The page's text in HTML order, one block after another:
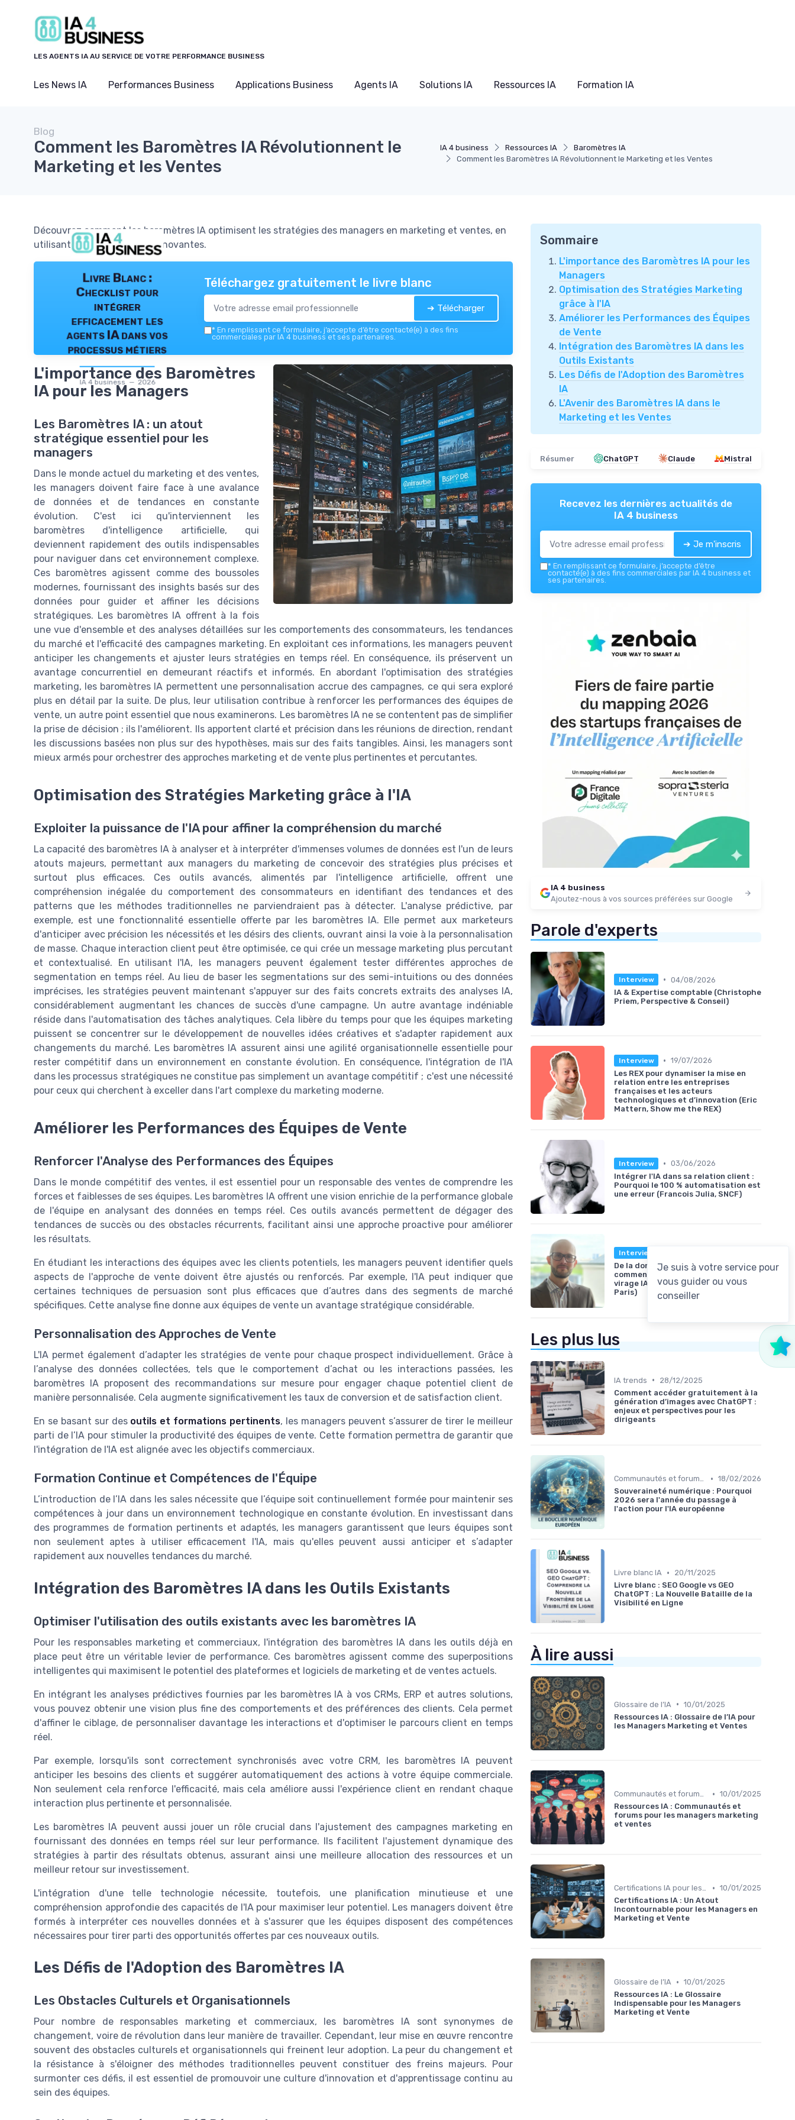
LES AGENTS IA AU SERVICE DE VOTRE PERFORMANCE BUSINESS
Les News IA Performances Business Applications Business Agents IA Solutions IA Ressources IA Formation IA
IA 4 business Ressources IA
Baromètres IA
Comment les Baromètres IA Révolutionnent le Marketing et les Ventes
Blog
Comment les Baromètres IA Révolutionnent le
Marketing et les Ventes
Découvrez comment les baromètres IA optimisent les stratégies des managers en marketing et ventes, en
utilisant des ressources IA innovantes.
Livre Blanc :
Checklist pour
intégrer
efficacement les
agents IA dans vos
processus métiers
IA 4 business — 2026
Téléchargez gratuitement le livre blanc
➔ Télécharger
* En remplissant ce formulaire, j’accepte d’être contacté(e) à des fins
commerciales par IA 4 business et ses partenaires.
L'importance des Baromètres
IA pour les Managers
Les Baromètres IA : un atout
stratégique essentiel pour les
managers
Dans le monde actuel du marketing et des ventes,
les managers doivent faire face à une avalance
de données et de tendances en constante
évolution. C'est ici qu'interviennent les
baromètres d'intelligence artificielle, qui
deviennent rapidement des outils indispensables
pour naviguer dans cet environnement complexe.
Ces baromètres agissent comme des boussoles
modernes, fournissant des insights basés sur des
données pour guider et affiner les décisions
stratégiques. Les baromètres IA offrent à la fois
une vue d'ensemble et des analyses détaillées sur les comportements des consommateurs, les tendances
du marché et l'efficacité des campagnes marketing. En exploitant ces informations, les managers peuvent
anticiper les changements et ajuster leurs stratégies en temps réel. En conséquence, ils préservent un
avantage concurrentiel en demeurant réactifs et informés. En abordant l'optimisation des stratégies
marketing, les baromètres IA permettent une personnalisation accrue des campagnes, ce qui sera exploré
plus en détail par la suite. De plus, leur utilisation contribue à renforcer les performances des équipes de
vente, un autre point essentiel que nous examinerons. Les baromètres IA ne se contentent pas de simplifier
la prise de décision ; ils l'améliorent. Ils apportent clarté et précision dans les réunions de direction, rendant
les discussions basées non plus sur des hypothèses, mais sur des faits tangibles. Ainsi, les managers sont
mieux armés pour orchestrer des approches marketing et de vente plus pertinentes et percutantes.
Optimisation des Stratégies Marketing grâce à l'IA
Exploiter la puissance de l'IA pour affiner la compréhension du marché
La capacité des baromètres IA à analyser et à interpréter d'immenses volumes de données est l'un de leurs
atouts majeurs, permettant aux managers du marketing de concevoir des stratégies plus précises et
surtout plus efficaces. Ces outils avancés, alimentés par l'intelligence artificielle, offrent une
compréhension inégalée du comportement des consommateurs en identifiant des tendances et des
patterns que les méthodes traditionnelles ne parviendraient pas à détecter. L'analyse prédictive, par
exemple, est une fonctionnalité essentielle offerte par les baromètres IA. Elle permet aux marketeurs
d'anticiper avec précision les nécessités et les désirs des clients, ouvrant ainsi la voie à la personnalisation
de masse. Chaque interaction client peut être optimisée, ce qui crée un message marketing plus percutant
et contextualisé. En utilisant l'IA, les managers peuvent également tester différentes approches de
segmentation en temps réel. Au lieu de baser les segmentations sur des semi-intuitions ou des données
imprécises, les stratégies peuvent maintenant s'appuyer sur des faits concrets extraits des analyses IA,
considérablement augmentant les chances de succès d'une campagne. Un autre avantage indéniable
réside dans l'automatisation des tâches analytiques. Cela libère du temps pour que les équipes marketing
puissent se concentrer sur le développement de nouvelles idées créatives et s'adapter rapidement aux
changements du marché. Les baromètres IA assurent ainsi une agilité organisationnelle essentielle pour
rester compétitif dans un environnement en constante évolution. En conséquence, l'intégration de l'IA
dans les processus stratégiques ne constitue pas simplement un avantage compétitif ; c'est une nécessité
pour ceux qui cherchent à exceller dans l'art complexe du marketing moderne.
Améliorer les Performances des Équipes de Vente
Renforcer l'Analyse des Performances des Équipes
Dans le monde compétitif des ventes, il est essentiel pour un responsable des ventes de comprendre les
forces et faiblesses de ses équipes. Les baromètres IA offrent une vision enrichie de la performance globale
de l'équipe en analysant des données en temps réel. Ces outils avancés permettent de dégager des
tendances de succès ou des obstacles récurrents, facilitant ainsi une approche proactive pour améliorer
les résultats.
En étudiant les interactions des équipes avec les clients potentiels, les managers peuvent identifier quels
aspects de l'approche de vente doivent être ajustés ou renforcés. Par exemple, l'IA peut indiquer que
certaines techniques de persuasion sont plus efficaces que d’autres dans des segments de marché
spécifiques. Cette analyse fine donne aux équipes de vente un avantage stratégique considérable.
Personnalisation des Approches de Vente
L'IA permet également d’adapter les stratégies de vente pour chaque prospect individuellement. Grâce à
l’analyse des données collectées, tels que le comportement d’achat ou les interactions passées, les
baromètres IA proposent des recommandations sur mesure pour engager chaque potentiel client de
manière personnalisée. Cela augmente significativement les taux de conversion et de satisfaction client.
En se basant sur des outils et formations pertinents, les managers peuvent s’assurer de tirer le meilleur
parti de l’IA pour stimuler la productivité des équipes de vente. Cette formation permettra de garantir que
l'intégration de l'IA est alignée avec les objectifs commerciaux.
Formation Continue et Compétences de l'Équipe
L’introduction de l’IA dans les sales nécessite que l’équipe soit continuellement formée pour maintenir ses
compétences à jour dans un environnement technologique en constante évolution. En investissant dans
des programmes de formation pertinents et adaptés, les managers garantissent que leurs équipes sont
non seulement aptes à utiliser efficacement l'IA, mais qu'elles peuvent aussi anticiper et s’adapter
rapidement aux nouvelles tendances du marché.
Intégration des Baromètres IA dans les Outils Existants
Optimiser l'utilisation des outils existants avec les baromètres IA
Pour les responsables marketing et commerciaux, l'intégration des baromètres IA dans les outils déjà en
place peut être un véritable levier de performance. Ces baromètres agissent comme des superpositions
intelligentes qui maximisent le potentiel des plateformes et logiciels de marketing et de ventes actuels.
En intégrant les analyses prédictives fournies par les baromètres IA à vos CRMs, ERP et autres solutions,
vous pouvez obtenir une vision plus fine des comportements et des préférences des clients. Cela permet
d'affiner le ciblage, de personnaliser davantage les interactions et d'optimiser le parcours client en temps
réel.
Par exemple, lorsqu'ils sont correctement synchronisés avec votre CRM, les baromètres IA peuvent
anticiper les besoins des clients et suggérer automatiquement des actions à votre équipe commerciale.
Non seulement cela renforce l'efficacité, mais cela améliore aussi l'expérience client en rendant chaque
interaction plus pertinente et personnalisée.
Les baromètres IA peuvent aussi jouer un rôle crucial dans l'ajustement des campagnes marketing en
fournissant des données en temps réel sur leur performance. Ils facilitent l'ajustement dynamique des
stratégies à partir des résultats obtenus, assurant ainsi une meilleure allocation des ressources et un
meilleur retour sur investissement.
L'intégration d'une telle technologie nécessite, toutefois, une planification minutieuse et une
compréhension approfondie des capacités de l'IA pour maximiser leur potentiel. Les managers doivent être
formés à interpréter ces nouvelles données et à s'assurer que les équipes disposent des compétences
nécessaires pour tirer parti des opportunités offertes par ces nouveaux outils.
Les Défis de l'Adoption des Baromètres IA
Les Obstacles Culturels et Organisationnels
Pour nombre de responsables marketing et commerciaux, les baromètres IA sont synonymes de
changement, voire de révolution dans leur manière de travailler. Cependant, leur mise en œuvre rencontre
souvent des obstacles culturels et organisationnels qui freinent leur adoption. La peur du changement et
la résistance à s'éloigner des méthodes traditionnelles peuvent constituer des freins majeurs. Pour
surmonter ces défis, il est essentiel de promouvoir une culture d'innovation et d'apprentissage continu au
sein des équipes.
Sommaire
L'importance des Baromètres IA pour les
Managers
Optimisation des Stratégies Marketing
grâce à l'IA
Améliorer les Performances des Équipes
de Vente
Intégration des Baromètres IA dans les
Outils Existants
Les Défis de l'Adoption des Baromètres
IA
L'Avenir des Baromètres IA dans le
Marketing et les Ventes
Résumer ChatGPT Claude Mistral
Recevez les dernières actualités de
IA 4 business
➔ Je m'inscris
* En remplissant ce formulaire, j’accepte d’être
contacté(e) à des fins commerciales par IA 4 business et
ses partenaires.
IA 4 business
Ajoutez-nous à vos sources préférées sur Google
Parole d'experts
Interview • 04/08/2026
IA & Expertise comptable (Christophe
Priem, Perspective & Conseil)
Interview • 19/07/2026
Les REX pour dynamiser la mise en
relation entre les entreprises
françaises et les acteurs
technologiques et d’innovation (Eric
Mattern, Show me the REX)
Interview • 03/06/2026
Intégrer l'IA dans sa relation client :
Pourquoi le 100 % automatisation est
une erreur (Francois Julia, SNCF)
Interview
De la donnée aux opérations :
comment Eau de Paris prépare son
virage IA (Aurélien Martin, Eau de
Paris)
Les plus lus
IA trends •
28/12/2025
Comment accéder gratuitement à la
génération d’images avec ChatGPT :
enjeux et perspectives pour les
dirigeants
Communautés et forums IA • 18/02/2026
Souveraineté numérique : Pourquoi
2026 sera l'année du passage à
l'action pour l'IA européenne
Livre blanc IA •
20/11/2025
Livre blanc : SEO Google vs GEO
ChatGPT : La Nouvelle Bataille de la
Visibilité en Ligne
À lire aussi
Glossaire de l’IA • 10/01/2025
Ressources IA : Glossaire de l’IA pour
les Managers Marketing et Ventes
Communautés et forums IA • 10/01/2025
Ressources IA : Communautés et
forums pour les managers marketing
et ventes
Certifications IA pour les professionnels • 10/01/2025
Certifications IA : Un Atout
Incontournable pour les Managers en
Marketing et Vente
Glossaire de l’IA • 10/01/2025
Ressources IA : Le Glossaire
Indispensable pour les Managers
Marketing et Vente